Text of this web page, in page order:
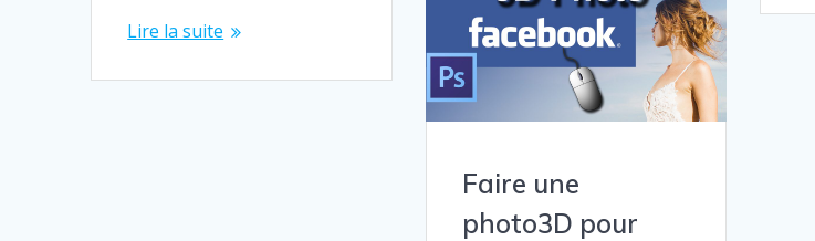
Lire la suite
Faire une
photo3D pour